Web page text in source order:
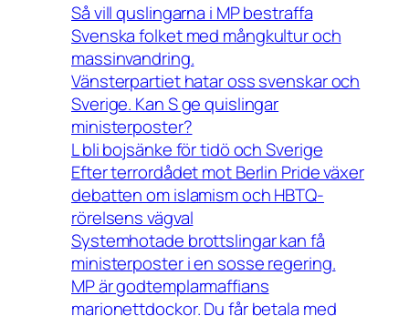
Så vill quslingarna i MP bestraffa
Svenska folket med mångkultur och
massinvandring.
Vänsterpartiet hatar oss svenskar och
Sverige. Kan S ge quislingar
ministerposter?
L bli bojsänke för tidö och Sverige
Efter terrordådet mot Berlin Pride växer
debatten om islamism och HBTQ-
rörelsens vägval
Systemhotade brottslingar kan få
ministerposter i en sosse regering.
MP är godtemplarmaffians
marionettdockor. Du får betala med